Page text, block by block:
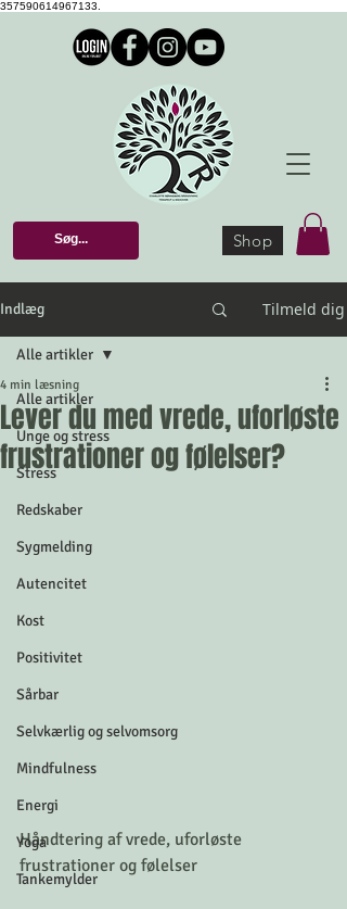
357590614967133.
Shop
Indlæg Tilmeld dig
Alle artikler
Unge og stress
Stress
Redskaber
Sygmelding
Autencitet
Kost
Positivitet
Sårbar
Selvkærlig og selvomsorg
Mindfulness
Energi
Yoga
Tankemylder
Alle artikler
Lever du med vrede, uforløste
frustrationer og følelser?
4 min læsning
Håndtering af vrede, uforløste
frustrationer og følelser